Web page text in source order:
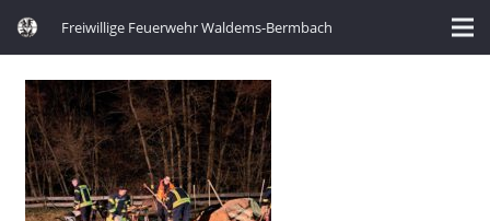
Freiwillige Feuerwehr Waldems-Bermbach